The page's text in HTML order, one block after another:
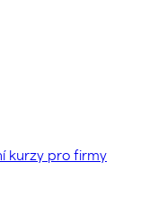
kurzy pro firmy